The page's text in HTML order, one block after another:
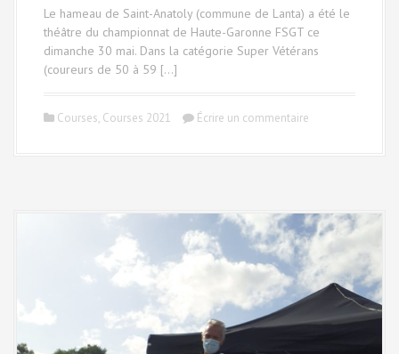
Le hameau de Saint-Anatoly (commune de Lanta) a été le
théâtre du championnat de Haute-Garonne FSGT ce
dimanche 30 mai. Dans la catégorie Super Vétérans
(coureurs de 50 à 59 […]
Courses, Courses 2021 Écrire un commentaire